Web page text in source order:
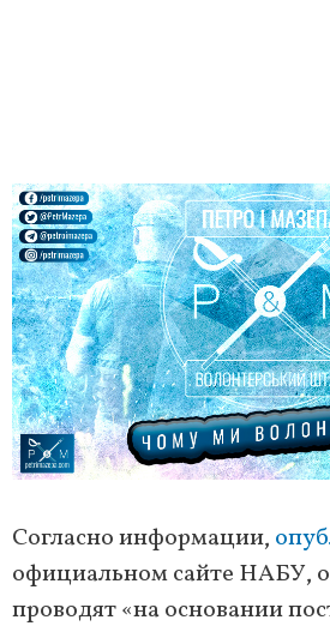
Согласно информации,
официальном сайте НАБУ,
проводят «на основании